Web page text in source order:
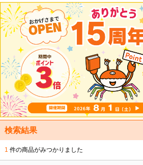
検索結果
1 件の商品がみつかりました